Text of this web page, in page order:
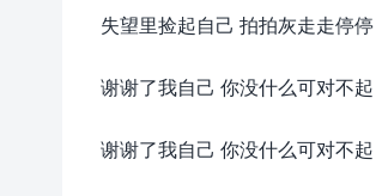
失望里捡起自己 拍拍灰走走停停
谢谢了我自己 你没什么可对不起
谢谢了我自己 你没什么可对不起